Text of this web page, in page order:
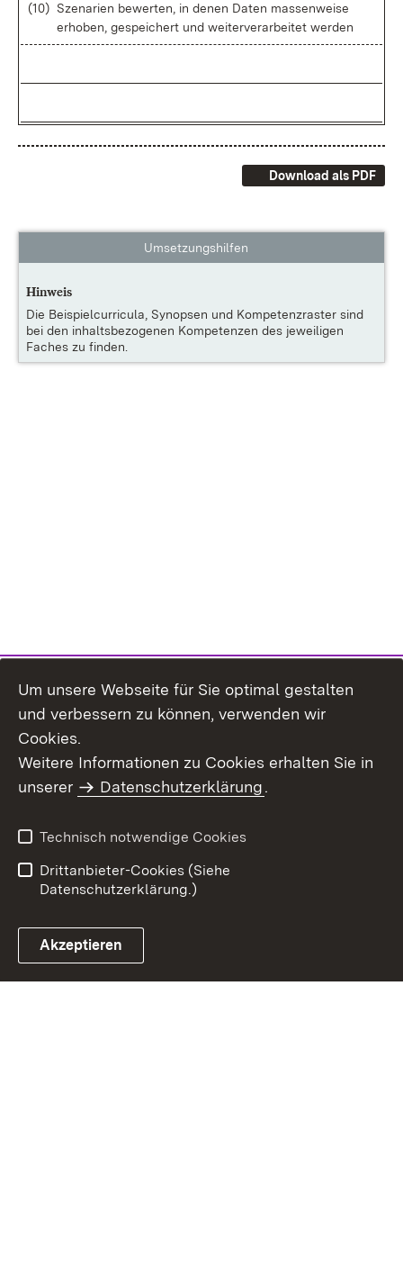
(10) Sze­na­ri­en be­wer­ten, in de­nen Da­ten mas­sen­wei­se
er­ho­ben, ge­spei­chert und wei­ter­ver­ar­bei­tet wer­den
Download als PDF
Umsetzungshilfen
Hinweis
Die Beispielcurricula, Synopsen und Kompetenzraster sind
bei den inhaltsbezogenen Kompetenzen des jeweiligen
Faches zu finden.
Um unsere Webseite für Sie optimal gestalten
und verbessern zu können, verwenden wir
Cookies.
Weitere Informationen zu Cookies erhalten Sie in
unserer
Datenschutzerklärung.
Technisch notwendige Cookies
Drittanbieter-Cookies (Siehe
Datenschutzerklärung.)
Akzeptieren